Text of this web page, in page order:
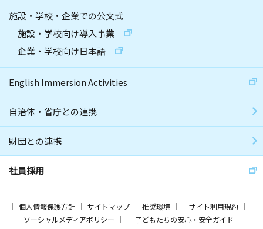
施設・学校・企業での公文式
施設・学校向け導入事業
企業・学校向け日本語
English Immersion Activities
自治体・省庁との連携
財団との連携
社員採用
個人情報保護方針 サイトマップ 推奨環境
サイト利用規約
ソーシャルメディアポリシー
子どもたちの安心・安全ガイド